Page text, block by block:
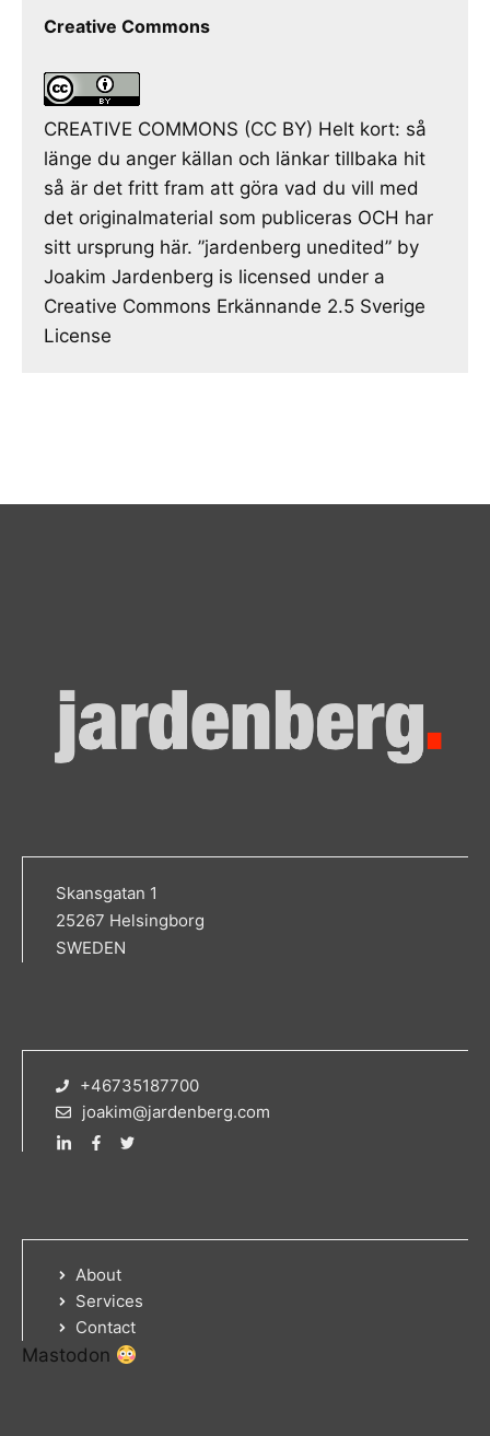
Creative Commons
CREATIVE COMMONS (CC BY) Helt kort: så
länge du anger källan och länkar tillbaka hit
så är det fritt fram att göra vad du vill med
det originalmaterial som publiceras OCH har
sitt ursprung här. ”jardenberg unedited” by
Joakim Jardenberg is licensed under a
Creative Commons Erkännande 2.5 Sverige
License
Skansgatan 1
25267 Helsingborg
SWEDEN
+46735187700
joakim@jardenberg.com
About
Services
Contact
Mastodon